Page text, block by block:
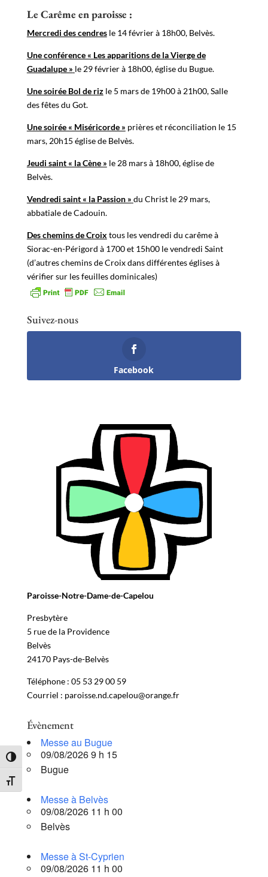
Passer en contraste élevé
Changer la taille de la police
Le Carême en paroisse :
Mercredi des cendresle 14 février à 18h00, Belvès.
Une conférence « Les apparitions de la Vierge de
Guadalupe » le 29 février à 18h00, église du Bugue.
Une soirée Bol de rizle 5 mars de 19h00 à 21h00, Salle
des fêtes du Got.
Une soirée « Miséricorde » prières et réconciliation le 15
mars, 20h15 église de Belvès.
Jeudi saint « la Cène » le 28 mars à 18h00, église de
Belvès.
Vendredi saint « la Passion » du Christ le 29 mars,
abbatiale de Cadouin.
Des chemins de Croixtous les vendredi du carême à
Siorac-en-Périgord à 1700 et 15h00 le vendredi Saint
(d’autres chemins de Croix dans différentes églises à
vérifier sur les feuilles dominicales)
Suivez-nous
Facebook
Paroisse-Notre-Dame-de-Capelou
Presbytère
5 rue de la Providence
Belvès
24170 Pays-de-Belvès
Téléphone : 05 53 29 00 59
Courriel : paroisse.nd.capelou@orange.fr
Évènement
Messe au Bugue
09/08/2026 9 h 15
Bugue
Messe à Belvès
09/08/2026 11 h 00
Belvès
Messe à St-Cyprien
09/08/2026 11 h 00